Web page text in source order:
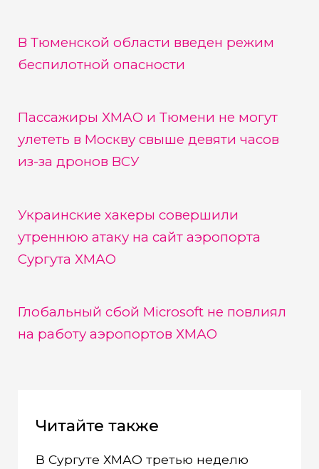
В Тюменской области введен режим
беспилотной опасности
Пассажиры ХМАО и Тюмени не могут
улететь в Москву свыше девяти часов
из-за дронов ВСУ
Украинские хакеры совершили
утреннюю атаку на сайт аэропорта
Сургута ХМАО
Глобальный сбой Microsoft не повлиял
на работу аэропортов ХМАО
Читайте также
В Сургуте ХМАО третью неделю